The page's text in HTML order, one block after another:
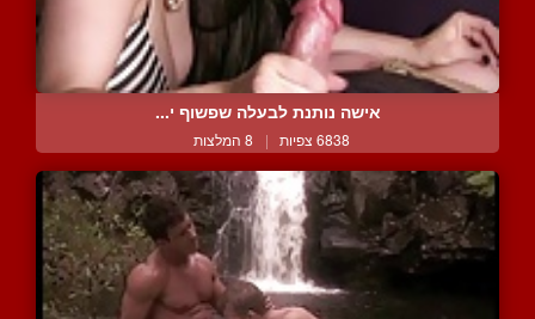
אישה נותנת לבעלה שפשוף י...
6838 צפיות | 8 המלצות